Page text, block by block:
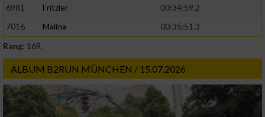
6981
Fritzler
00:34:59.2
7016
Malina
00:35:51.3
Rang: 169.
ALBUM B2RUN MÜNCHEN / 15.07.2026